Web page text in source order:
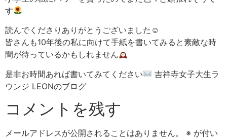
す
読んでくださりありがとうございました☺︎
皆さんも10年後の私に向けて手紙を書いてみると素敵な時
間が待っているかもしれません
是非お時間あれば書いてみてください
吉祥寺女子大生ラ
ウンジ LEONのブログ
コメントを残す
メールアドレスが公開されることはありません。 ※ が付い